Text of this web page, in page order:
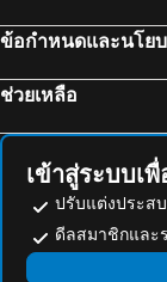
ข้อกำหนดและนโย
ช่วยเหลือ
เข้าสู่ระบบเ
ปรับแต่งประส
ดีลสมาชิกและ